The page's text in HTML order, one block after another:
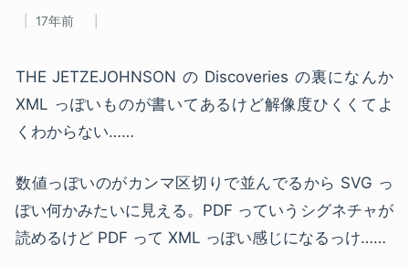
17年前
THE JETZEJOHNSON の Discoveries の裏になんか
XML っぽいものが書いてあるけど解像度ひくくてよ
くわからない……
数値っぽいのがカンマ区切りで並んでるから SVG っ
ぽい何かみたいに見える。PDF っていうシグネチャが
読めるけど PDF って XML っぽい感じになるっけ……